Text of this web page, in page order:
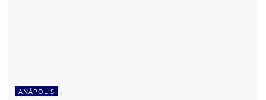
ANÁPOLIS